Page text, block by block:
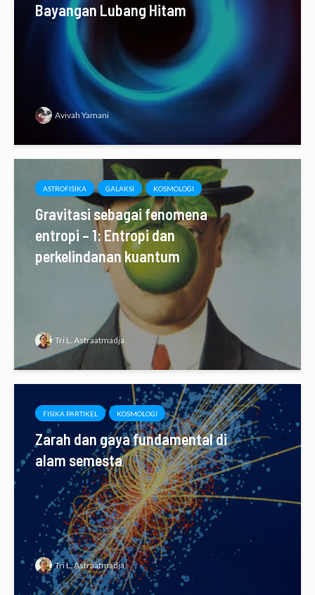
Bayangan Lubang Hitam
Avivah Yamani
ASTROFISIKA GALAKSI KOSMOLOGI
Gravitasi sebagai fenomena
entropi – 1: Entropi dan
perkelindanan kuantum
Tri L. Astraatmadja
FISIKA PARTIKEL KOSMOLOGI
Zarah dan gaya fundamental di
alam semesta
Tri L. Astraatmadja